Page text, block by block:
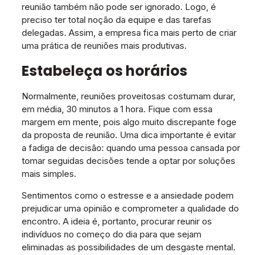
reunião também não pode ser ignorado. Logo, é
preciso ter total noção da equipe e das tarefas
delegadas. Assim, a empresa fica mais perto de criar
uma prática de reuniões mais produtivas.
Estabeleça os horários
Normalmente, reuniões proveitosas costumam durar,
em média, 30 minutos a 1 hora. Fique com essa
margem em mente, pois algo muito discrepante foge
da proposta de reunião. Uma dica importante é evitar
a fadiga de decisão: quando uma pessoa cansada por
tomar seguidas decisões tende a optar por soluções
mais simples.
Sentimentos como o estresse e a ansiedade podem
prejudicar uma opinião e comprometer a qualidade do
encontro. A ideia é, portanto, procurar reunir os
indivíduos no começo do dia para que sejam
eliminadas as possibilidades de um desgaste mental.